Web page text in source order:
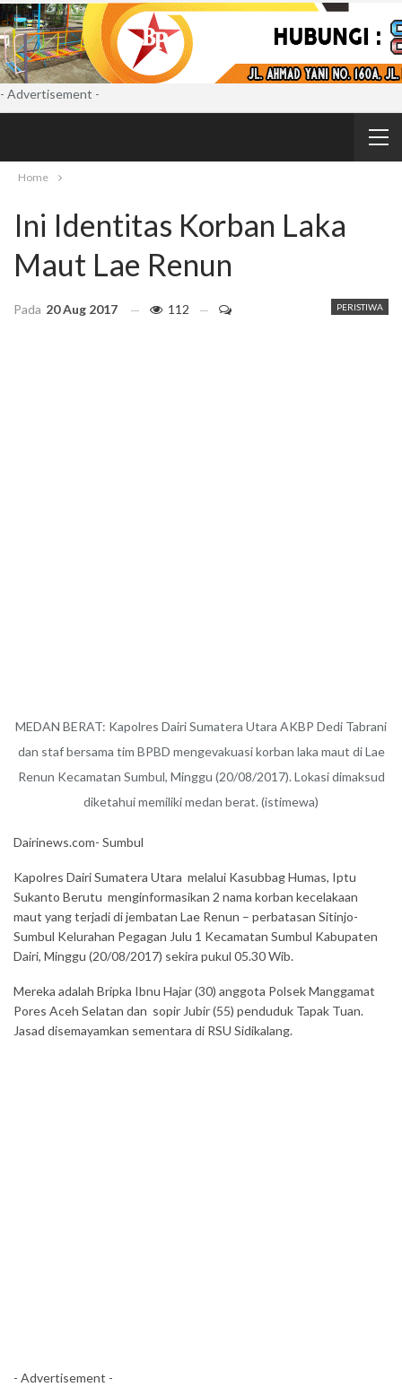
- Advertisement -
Home
Ini Identitas Korban Laka
Maut Lae Renun
PERISTIWA
Pada 20 Aug 2017 112
MEDAN BERAT: Kapolres Dairi Sumatera Utara AKBP Dedi Tabrani
dan staf bersama tim BPBD mengevakuasi korban laka maut di Lae
Renun Kecamatan Sumbul, Minggu (20/08/2017). Lokasi dimaksud
diketahui memiliki medan berat. (istimewa)
Dairinews.com- Sumbul
Kapolres Dairi Sumatera Utara melalui Kasubbag Humas, Iptu
Sukanto Berutu menginformasikan 2 nama korban kecelakaan
maut yang terjadi di jembatan Lae Renun – perbatasan Sitinjo-
Sumbul Kelurahan Pegagan Julu 1 Kecamatan Sumbul Kabupaten
Dairi, Minggu (20/08/2017) sekira pukul 05.30 Wib.
Mereka adalah Bripka Ibnu Hajar (30) anggota Polsek Manggamat
Pores Aceh Selatan dan sopir Jubir (55) penduduk Tapak Tuan.
Jasad disemayamkan sementara di RSU Sidikalang.
- Advertisement -